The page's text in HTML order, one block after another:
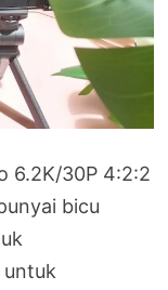
6.2K/30P 4:2:2
bicu
untuk